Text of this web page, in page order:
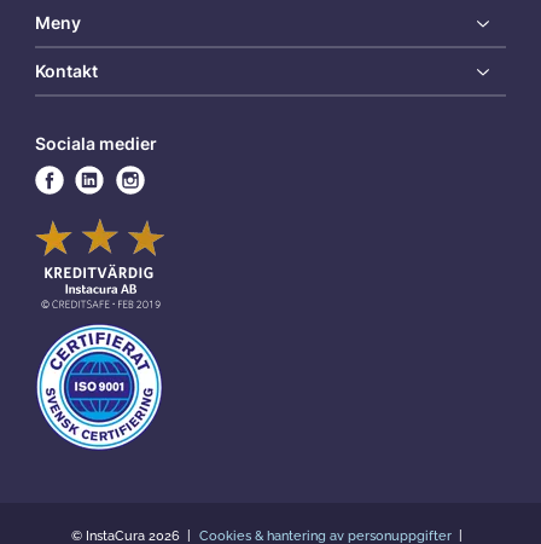
Meny
Kontakt
Sociala medier
© InstaCura 2026 Cookies & hantering av personuppgifter